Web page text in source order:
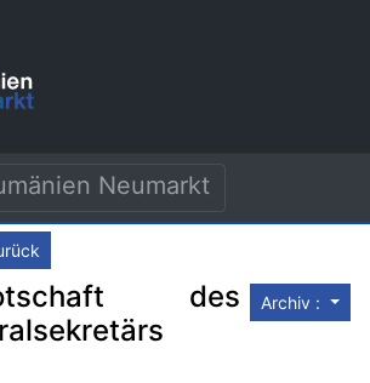
Neumarkt
Archiv :
des